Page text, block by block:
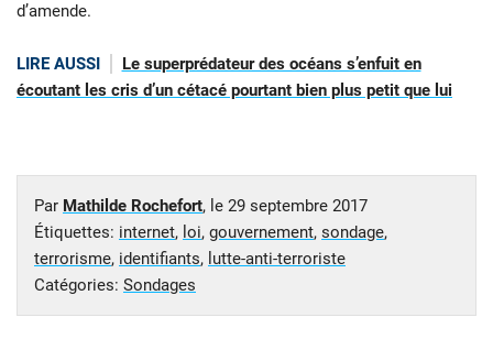
d’amende.
LIRE AUSSI
Le superprédateur des océans s’enfuit en
écoutant les cris d’un cétacé pourtant bien plus petit que lui
Par Mathilde Rochefort, le 29 septembre 2017
Étiquettes: internet, loi, gouvernement, sondage,
terrorisme, identifiants, lutte-anti-terroriste
Catégories: Sondages